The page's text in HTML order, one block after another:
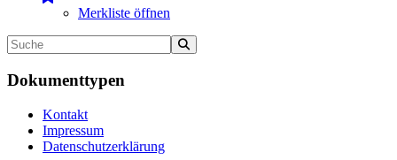
Merkliste öffnen
Dokumenttypen
Kontakt
Impressum
Datenschutzerklärung